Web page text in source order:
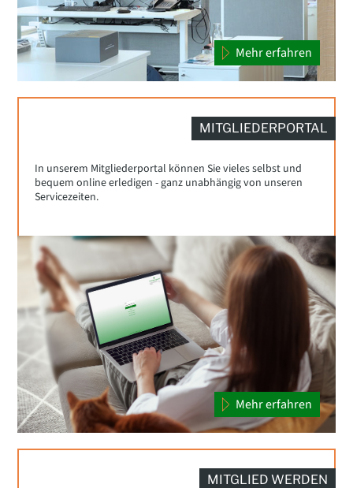
Mehr erfahren
MITGLIEDERPORTAL
In unserem Mitgliederportal können Sie vieles selbst und
bequem online erledigen - ganz unabhängig von unseren
Servicezeiten.
Mehr erfahren
MITGLIED WERDEN